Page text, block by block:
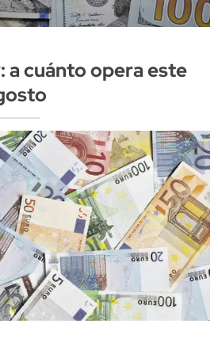
a cuánto opera este